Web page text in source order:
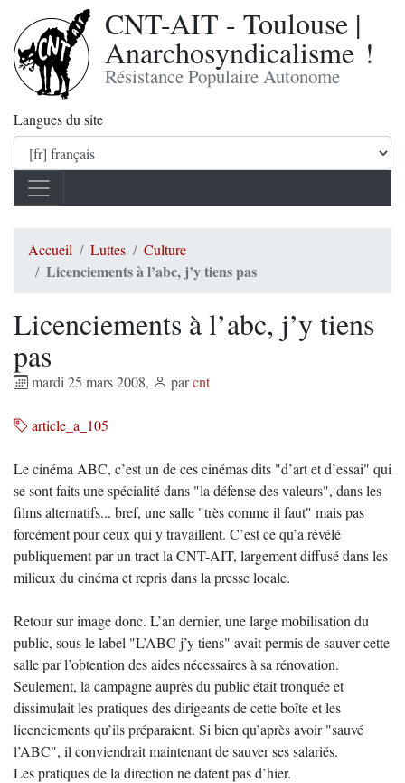
CNT-AIT - Toulouse |
Anarchosyndicalisme !
Résistance Populaire Autonome
Langues du site
Accueil Luttes Culture
Licenciements à l’abc, j’y tiens pas
Licenciements à l’abc, j’y tiens
pas
mardi 25 mars 2008, parcnt
article_a_105
Le cinéma ABC, c’est un de ces cinémas dits "d’art et d’essai" qui
se sont faits une spécialité dans "la défense des valeurs", dans les
films alternatifs... bref, une salle "très comme il faut" mais pas
forcément pour ceux qui y travaillent. C’est ce qu’a révélé
publiquement par un tract la CNT-AIT, largement diffusé dans les
milieux du cinéma et repris dans la presse locale.
Retour sur image donc. L’an dernier, une large mobilisation du
public, sous le label "L’ABC j’y tiens" avait permis de sauver cette
salle par l’obtention des aides nécessaires à sa rénovation.
Seulement, la campagne auprès du public était tronquée et
dissimulait les pratiques des dirigeants de cette boîte et les
licenciements qu’ils préparaient. Si bien qu’après avoir "sauvé
l’ABC", il conviendrait maintenant de sauver ses salariés.
Les pratiques de la direction ne datent pas d’hier.